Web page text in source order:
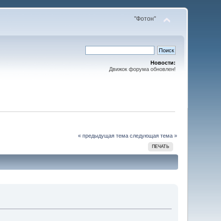
"Фотон"
Новости:
Движок форума обновлен!
« предыдущая тема следующая тема »
ПЕЧАТЬ